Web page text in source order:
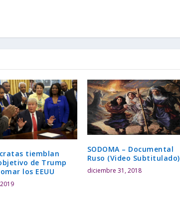
tiemblan
de Trump
los EEUU
SODOMA – Documental
Ruso (Video Subtitulado)
diciembre 31, 2018